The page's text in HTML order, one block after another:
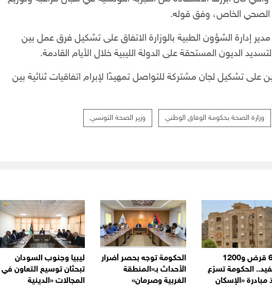
الصحي الخاص، وفق قوله.
إدارة الشؤون الطبية بالوزارة الاتفاق على تشكيل فرق عمل بين
الديون المستحقة على الدولة الليبية خلال الأيام القادمة.
على تشكيل لجان مشتركة للتواصل تمهيدًا لإبرام اتفاقيات ثنائية بين
وزارة الصحة بحكومة الوفاق الوطني وزير الصحة التونسي
6000 قرض و1200
الحكومة تسرّع
مبادرة «الإسكان
الحكومة توجه بحصر أضرار
الأحداث بـ«المنطقة
الغربية وصرمان»
ليبيا وجنوب السودان
تبحثان توسيع التعاون في
المجالات «الدينية